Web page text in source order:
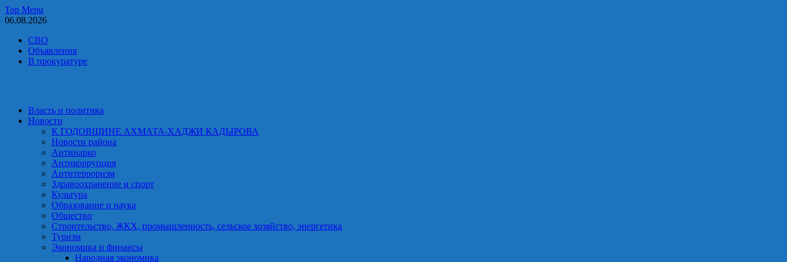
Skip
to
Top Menu
06.08.2026
СВО
Объявления
В прокуратуре
Власть и политика
Новости
К ГОДОВЩИНЕ АХМАТА-ХАДЖИ КАДЫРОВА
Новости района
Антинарко
Антикоррупция
Антитерроризм
Здравоохранение и спорт
Культура
Образование и наука
Общество
Строительство, ЖКХ, промышленность, сельское хозяйство, энергетика
Туризм
Экономика и финансы
Народная экономика